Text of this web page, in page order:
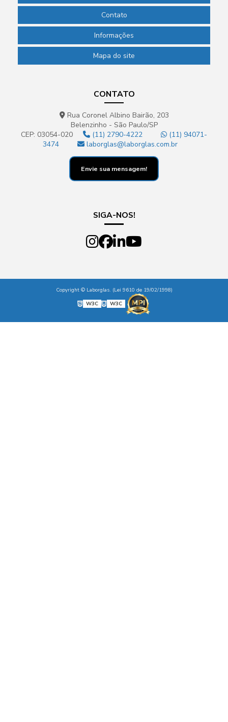
Contato
Informações
Mapa do site
CONTATO
Rua Coronel Albino Bairão, 203
Belenzinho - São Paulo/SP
CEP: 03054-020
(11) 2790-4222
(11) 94071-
3474
laborglas@laborglas.com.br
Envie sua mensagem!
SIGA-NOS!
Copyright © Laborglas. (Lei 9610 de 19/02/1998)
W3C
W3C